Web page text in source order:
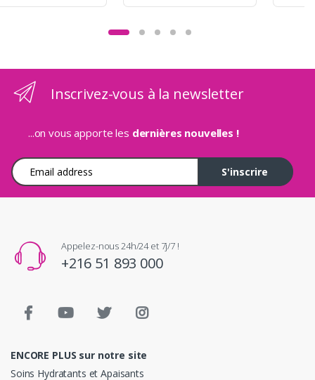
Inscrivez-vous à la newsletter
...on vous apporte les dernières nouvelles !
Adresse e-mail
S'inscrire
Appelez-nous 24h/24 et 7j/7 !
+216 51 893 000
ENCORE PLUS sur notre site
Soins Hydratants et Apaisants